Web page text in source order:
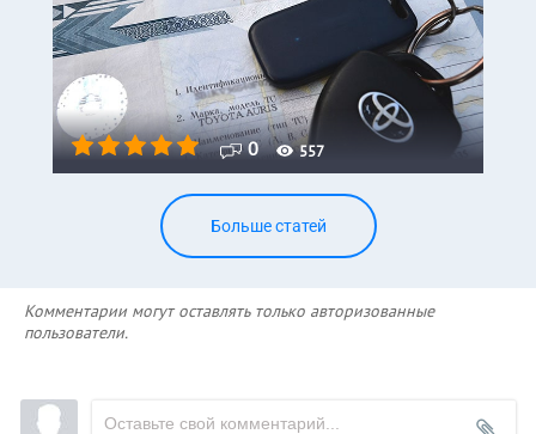
0 557
Больше статей
Комментарии могут оставлять только авторизованные
пользователи.